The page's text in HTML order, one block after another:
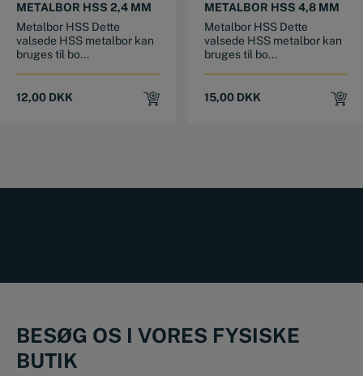
METALBOR HSS 2,4 MM
Metalbor HSS Dette
valsede HSS metalbor kan
bruges til bo...
12,00 DKK
METALBOR HSS 4,8 MM
Metalbor HSS Dette
valsede HSS metalbor kan
bruges til bo...
15,00 DKK
BESØG OS I VORES FYSISKE
BUTIK